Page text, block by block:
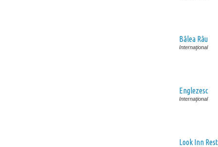
Bâlea Râu
Internaţional
Englezesc
Internaţional
Look Inn